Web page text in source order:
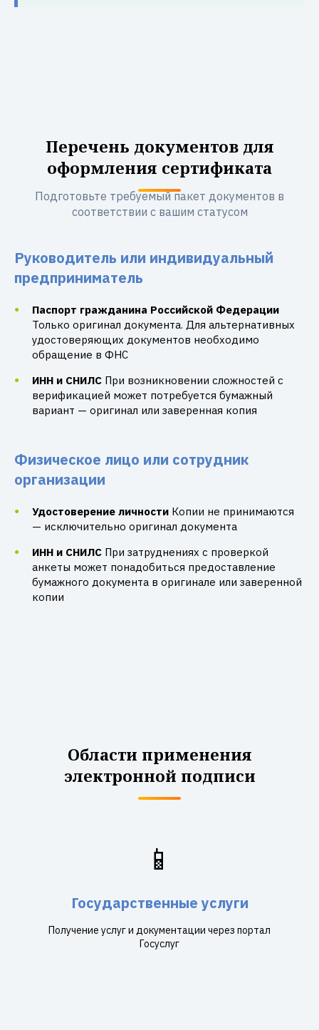
Перечень документов для
оформления сертификата
Подготовьте требуемый пакет документов в
соответствии с вашим статусом
Руководитель или индивидуальный
предприниматель
Паспорт гражданина Российской Федерации
Только оригинал документа. Для альтернативных
удостоверяющих документов необходимо
обращение в ФНС
ИНН и СНИЛС При возникновении сложностей с
верификацией может потребуется бумажный
вариант — оригинал или заверенная копия
Физическое лицо или сотрудник
организации
Удостоверение личности Копии не принимаются
— исключительно оригинал документа
ИНН и СНИЛС При затруднениях с проверкой
анкеты может понадобиться предоставление
бумажного документа в оригинале или заверенной
копии
Области применения
электронной подписи
📱
Государственные услуги
Получение услуг и документации через портал
Госуслуг